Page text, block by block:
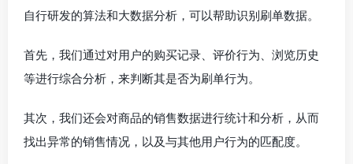
自行研发的算法和大数据分析，可以帮助识别刷单数据。
首先，我们通过对用户的购买记录、评价行为、浏览历史
等进行综合分析，来判断其是否为刷单行为。
其次，我们还会对商品的销售数据进行统计和分析，从而
找出异常的销售情况，以及与其他用户行为的匹配度。